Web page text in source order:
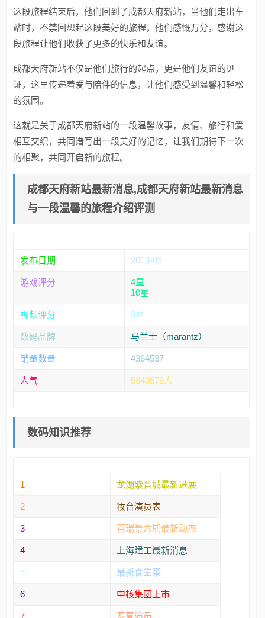
这段旅程结束后，他们回到了成都天府新站，当他们走出车
站时，不禁回想起这段美好的旅程，他们感慨万分，感谢这
段旅程让他们收获了更多的快乐和友谊。
成都天府新站不仅是他们旅行的起点，更是他们友谊的见
证，这里传递着爱与陪伴的信息，让他们感受到温馨和轻松
的氛围。
这就是关于成都天府新站的一段温馨故事，友情、旅行和爱
相互交织，共同谱写出一段美好的记忆，让我们期待下一次
的相聚，共同开启新的旅程。
成都天府新站最新消息,成都天府新站最新消息
与一段温馨的旅程介绍评测
发布日期 2013-09
游戏评分
4星
10星
视频评分 6星
数码品牌 马兰士（marantz）
销量数量 4364537
人气 5840578人
数码知识推荐
1 龙湖紫晋城最新进展
2 妆台演员表
3 百瑞景六期最新动态
4 上海建工最新消息
5 最新食堂菜
6 中核集团上市
7 罗夏演员